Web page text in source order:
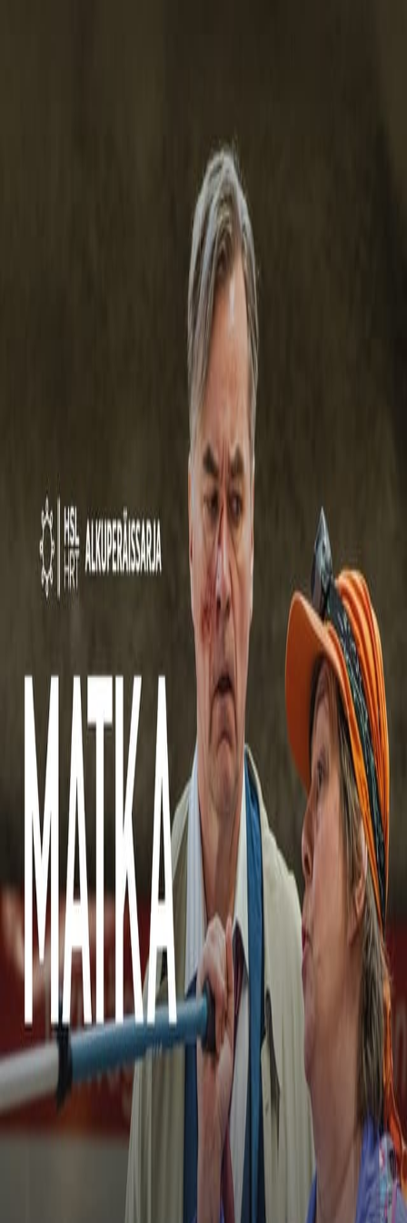
Matka
Esittely
TV-lähetykset
Uutiset
Klipit